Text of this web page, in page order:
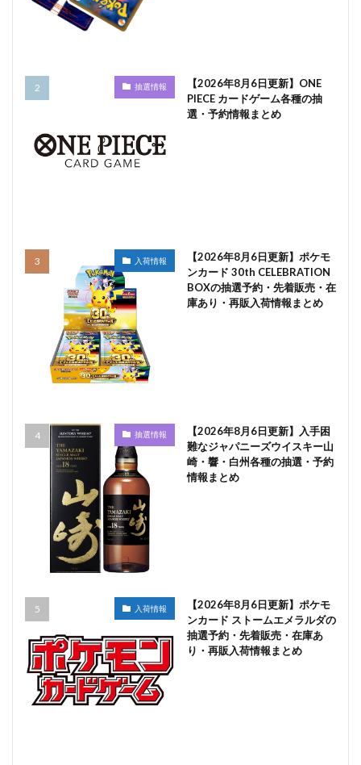
抽選情報
【2026年8月6日更新】ONE
PIECE カードゲーム各種の抽
選・予約情報まとめ
入荷情報
【2026年8月6日更新】ポケモ
ンカード 30th CELEBRATION
BOXの抽選予約・先着販売・在
庫あり・再販入荷情報まとめ
抽選情報
【2026年8月6日更新】入手困
難なジャパニーズウイスキー山
崎・響・白州各種の抽選・予約
情報まとめ
入荷情報
【2026年8月6日更新】ポケモ
ンカード ストームエメラルダの
抽選予約・先着販売・在庫あ
り・再販入荷情報まとめ